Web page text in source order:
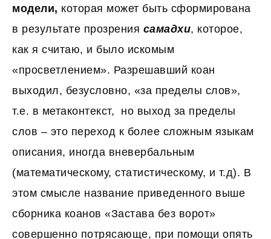
модели, которая может быть сформирована
в результате прозрения самадхи, которое,
как я считаю, и было искомым
«просветлением». Разрешавший коан
выходил, безусловно, «за пределы слов»,
т.е. в метаконтекст, но выход за пределы
слов – это переход к более сложным языкам
описания, иногда вневербальным
(математическому, статистическому, и т.д). В
этом смысле название приведенного выше
сборника коанов «Застава без ворот»
совершенно потрясающе, при помощи опять